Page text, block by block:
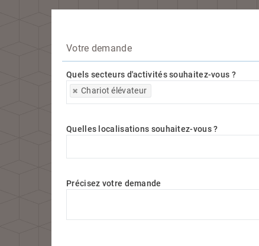
Votre demande
Quels secteurs d'activités souhaitez-vous ?
Chariot élévateur
Quels secteurs d'activités souhaitez-vous ?
Quelles localisations souhaitez-vous ?
Précisez votre demande